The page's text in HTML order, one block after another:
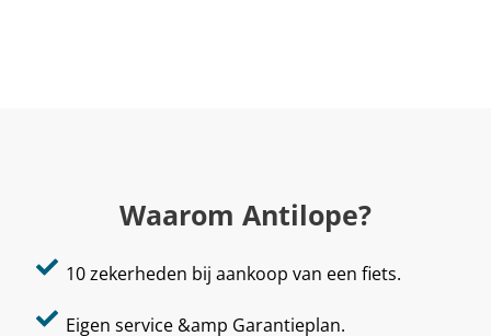
Waarom Antilope?
10 zekerheden bij aankoop van een fiets.
Eigen service &amp Garantieplan.